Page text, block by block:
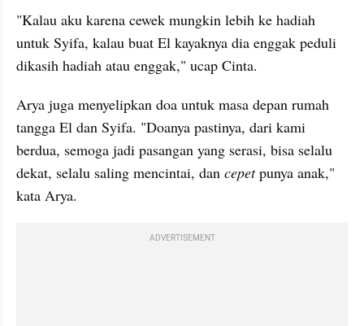
"Kalau aku karena cewek mungkin lebih ke hadiah
untuk Syifa, kalau buat El kayaknya dia enggak peduli
dikasih hadiah atau enggak," ucap Cinta.
Arya juga menyelipkan doa untuk masa depan rumah
tangga El dan Syifa. "Doanya pastinya, dari kami
berdua, semoga jadi pasangan yang serasi, bisa selalu
dekat, selalu saling mencintai, dan cepet punya anak,"
kata Arya.
ADVERTISEMENT